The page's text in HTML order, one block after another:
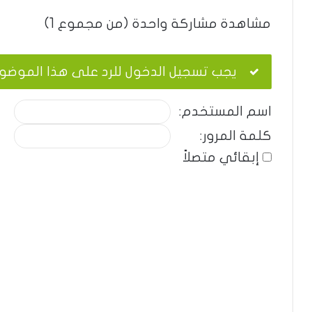
مشاهدة مشاركة واحدة (من مجموع 1)
يجب تسجيل الدخول للرد على هذا
اسم المستخدم:
كلمة المرور:
إبقائي متصلاً